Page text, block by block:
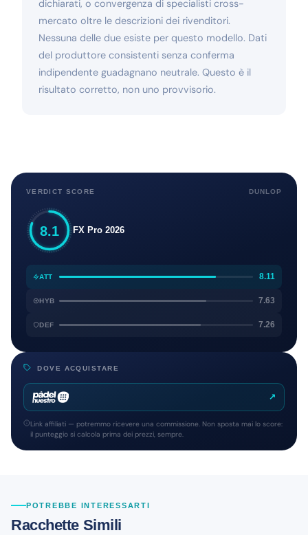
dichiarati, o convergenza di specialisti cross-
mercato oltre le descrizioni dei rivenditori.
Nessuna delle due esiste per questo modello. Dati
del produttore consistenti senza conferma
indipendente guadagnano neutrale. Questo è il
risultato corretto, non uno provvisorio.
VERDICT SCORE DUNLOP
8.1 FX Pro 2026
ATT 8.11
HYB 7.63
DEF 7.26
DOVE ACQUISTARE
↗
Link affiliati — potremmo ricevere una commissione. Non sposta mai lo score:
il punteggio si calcola prima dei prezzi, sempre.
POTREBBE INTERESSARTI
Racchette Simili